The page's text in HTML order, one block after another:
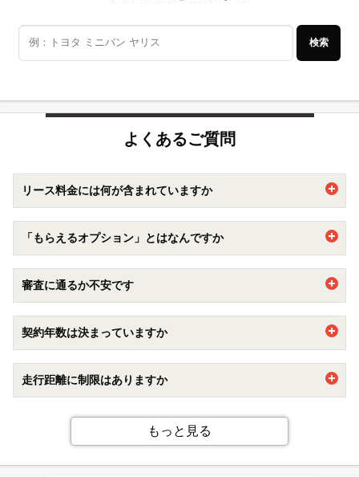
検索
よくあるご質問
リース料金には何が含まれていますか
車両代に加えて自動車税や重量税、自賠責保険などの法定費
用などがリース料金に含まれています。
加えて、車検点検費用もカバーするメンテナンスプランもオ
プションで追加出来ます。
自動車購入の際には自己負担になる部分が含まれているた
め、車に関する出費がフラットになり家計の管理がラクにな
ぜひご検討くださいませ。
「もらえるオプション」とはなんですか
契約期間満了時に追加精算ナシで乗っていた車両をもらえる
オプションです。7年以上の新車カーリース契約でご加入い
ただけます。
もらえるオプションについて詳しくはこちら
審査に通るか不安です
【審査に通るか不安です】
・できるだけ安い車種やプランで申し込むのがおすすめで
す。カーリースカルモくんでは、業界最安水準でお車を豊富
に揃えています。
・審査の基準が異なりますので、カーローンや他社のリース
審査に落ちた方でもカーリースカルモくんをご利用できる可
能性があります。
【パート・アルバイトでも審査に通りますか】
パート・アルバイト勤務の方でカーリースカルモくんをご利
契約年数は決まっていますか
1年を最短とし、11年まで1年単位でお選びいただけます。
走行距離に制限はありますか
もっと見る